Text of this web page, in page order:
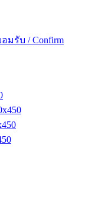
อมรับ / Confirm